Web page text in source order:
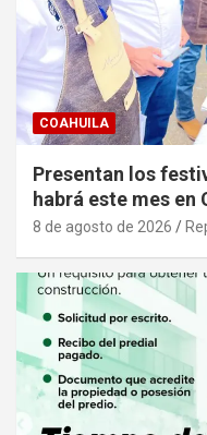
COAHUILA
Presentan los
habrá este mes en
8 de agosto de 2026